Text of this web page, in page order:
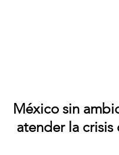
México sin
atender la crisis